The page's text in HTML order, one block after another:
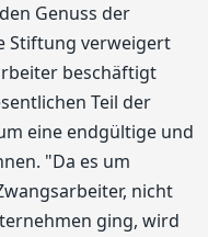
Genuss der
Stiftung verweigert
beschäftigt
Teil der
eine endgültige und
"Da es um
nicht
ging, wird